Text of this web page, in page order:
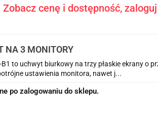
Zobacz cenę i dostępność,
NA 3 MONITORY
to uchwyt biurkowy na trzy płaskie ekrany o
ustawienia monitora, nawet j...
po zalogowaniu do sklepu.